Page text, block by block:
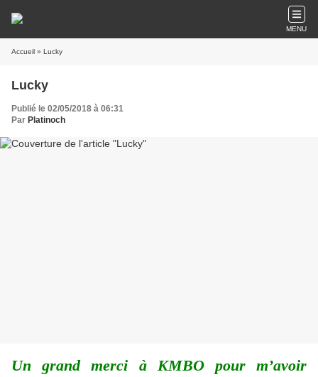
MENU
Accueil » Lucky
Lucky
Publié le 02/05/2018 à 06:31
Par Platinoch
Un grand merci à KMBO pour m’avoir